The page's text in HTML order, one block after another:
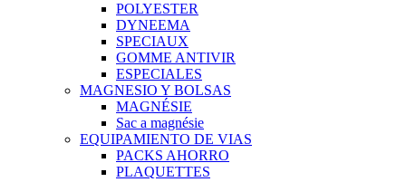
POLYESTER
DYNEEMA
SPECIAUX
GOMME ANTIVIR
ESPECIALES
MAGNESIO Y BOLSAS
MAGNÉSIE
Sac a magnésie
EQUIPAMIENTO DE VIAS
PACKS AHORRO
PLAQUETTES